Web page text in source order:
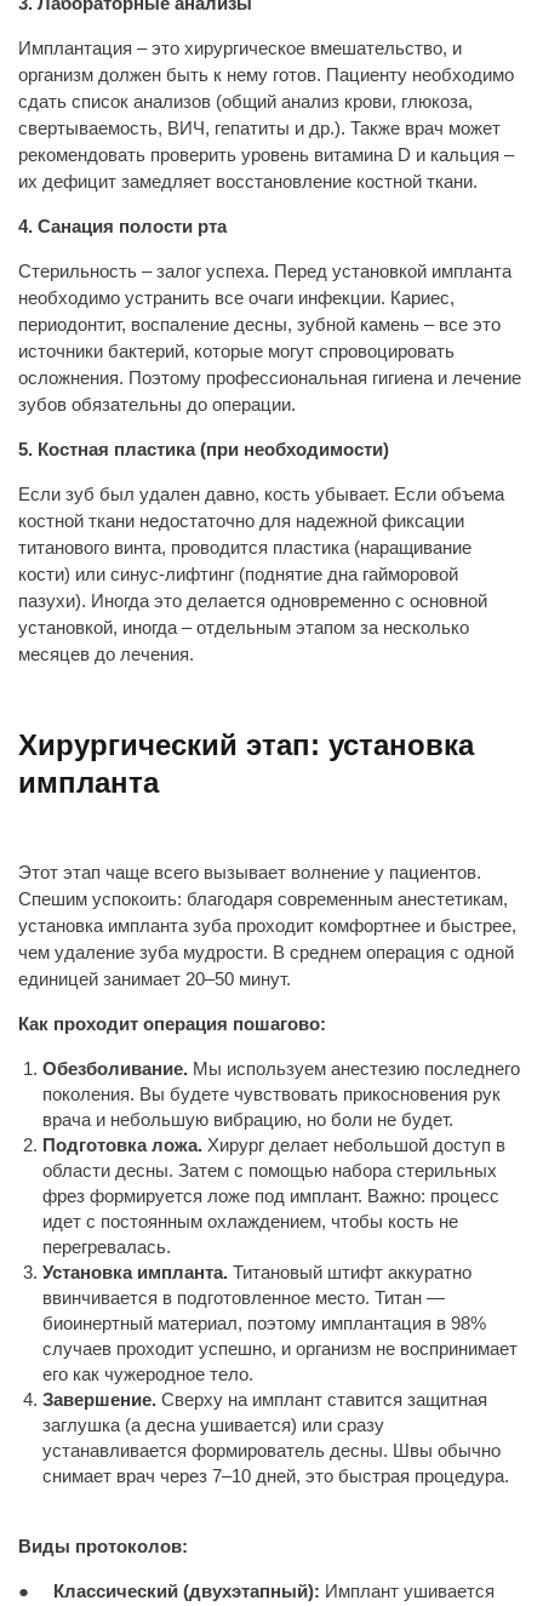
Имплантация – это хирургическое вмешательство, и
организм должен быть к нему готов. Пациенту необходимо
сдать список анализов (общий анализ крови, глюкоза,
свертываемость, ВИЧ, гепатиты и др.). Также врач может
рекомендовать проверить уровень витамина D и кальция –
их дефицит замедляет восстановление костной ткани.
4. Санация полости рта
Стерильность – залог успеха. Перед установкой импланта
необходимо устранить все очаги инфекции. Кариес,
периодонтит, воспаление десны, зубной камень – все это
источники бактерий, которые могут спровоцировать
осложнения. Поэтому профессиональная гигиена и лечение
зубов обязательны до операции.
5. Костная пластика (при необходимости)
Если зуб был удален давно, кость убывает. Если объема
костной ткани недостаточно для надежной фиксации
титанового винта, проводится пластика (наращивание
кости) или синус-лифтинг (поднятие дна гайморовой
пазухи). Иногда это делается одновременно с основной
установкой, иногда – отдельным этапом за несколько
месяцев до лечения.
Хирургический этап: установка
импланта
Этот этап чаще всего вызывает волнение у пациентов.
Спешим успокоить: благодаря современным анестетикам,
установка импланта зуба проходит комфортнее и быстрее,
чем удаление зуба мудрости. В среднем операция с одной
единицей занимает 20–50 минут.
Как проходит операция пошагово:
Обезболивание. Мы используем анестезию последнего
поколения. Вы будете чувствовать прикосновения рук
врача и небольшую вибрацию, но боли не будет.
Подготовка ложа. Хирург делает небольшой доступ в
области десны. Затем с помощью набора стерильных
фрез формируется ложе под имплант. Важно: процесс
идет с постоянным охлаждением, чтобы кость не
перегревалась.
Установка импланта. Титановый штифт аккуратно
ввинчивается в подготовленное место. Титан —
биоинертный материал, поэтому имплантация в 98%
случаев проходит успешно, и организм не воспринимает
его как чужеродное тело.
Завершение. Сверху на имплант ставится защитная
заглушка (а десна ушивается) или сразу
устанавливается формирователь десны. Швы обычно
снимает врач через 7–10 дней, это быстрая процедура.
Виды протоколов:
● Классический (двухэтапный): Имплант ушивается